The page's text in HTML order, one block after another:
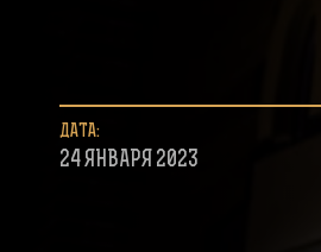
ДАТА:
24 ЯНВАРЯ 2023